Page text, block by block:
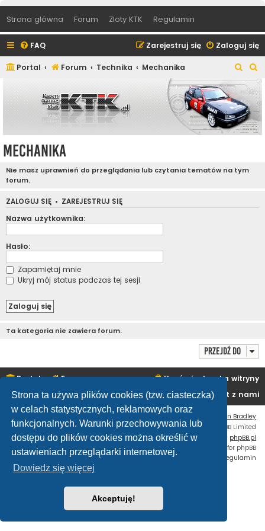
Strona ta używa plików cookies (tzw. ciasteczka)
w celach statystycznych, reklamowych oraz
funkcjonalnych. Warunki przechowywania lub
dostępu do plików cookies można określić w
ustawieniach przeglądarki internetowej.
Dowiedz się więcej
Akceptuję!
Strona główna Forum Zloty KTK Regulamin
FAQ Zaloguj się
Zarejestruj się
Portal Forum Technika Mechanika
z
u
k
z
u
k
a
Mechanika
Nie masz uprawnień do przeglądania lub czytania tematów na tym
forum.
ZALOGUJ SIĘ • ZAREJESTRUJ SIĘ
Nazwa użytkownika:
Hasło:
Zapamiętaj mnie
Ukryj mój status podczas tej sesji
Ta kategoria nie zawiera forum.
Przejdź do
Portal Forum
Usuń ciasteczka witryny
Kontakt z nami
Ian Bradley
Technologię dostarczaphpBB® Forum Software © phpBB Limited
Polski pakiet językowy dostarcza phpBB.pl
Custom Code
extension for phpBB
Zasady ochrony danych osobowych
Regulamin